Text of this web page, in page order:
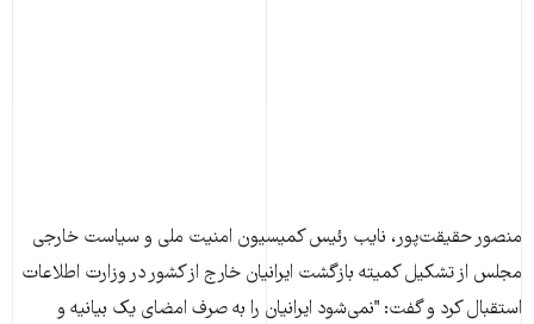
منصور حقيقت‌پور، نايب رئيس کميسيون امنيت ملی و سياست خارجی
مجلس از تشکيل کميته بازگشت ايرانيان خارج از کشور در وزارت اطلاعات
استقبال کرد و گفت: "نمی‌شود ايرانيان را به صرف امضای يک بيانيه و